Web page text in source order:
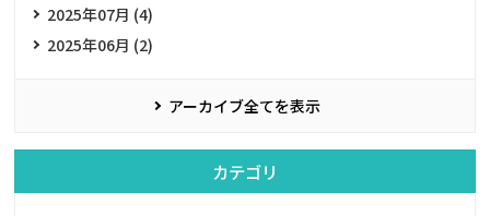
2025年07月 (4)
2025年06月 (2)
アーカイブ全てを表示
カテゴリ